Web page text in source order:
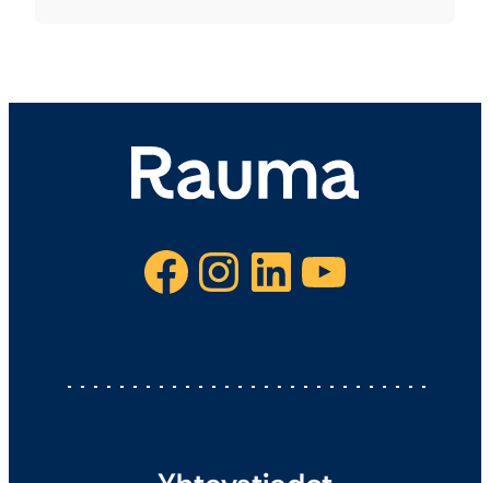
Facebook Instagram LinkedIn YouTube